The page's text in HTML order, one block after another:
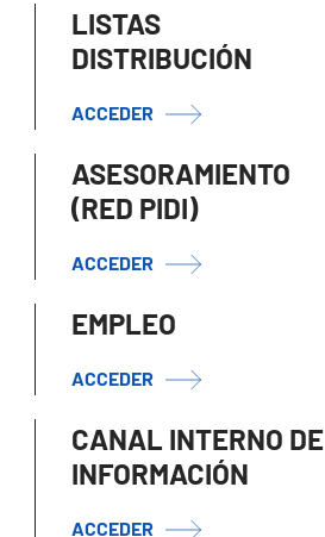
LISTAS
DISTRIBUCIÓN
ACCEDER
ASESORAMIENTO
(RED PIDI)
ACCEDER
EMPLEO
ACCEDER
CANAL INTERNO DE
INFORMACIÓN
ACCEDER